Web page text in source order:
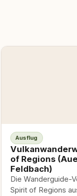
Ausflug
of Regions
Feldbach)
Die Wanderguide-
Spirit of Regions